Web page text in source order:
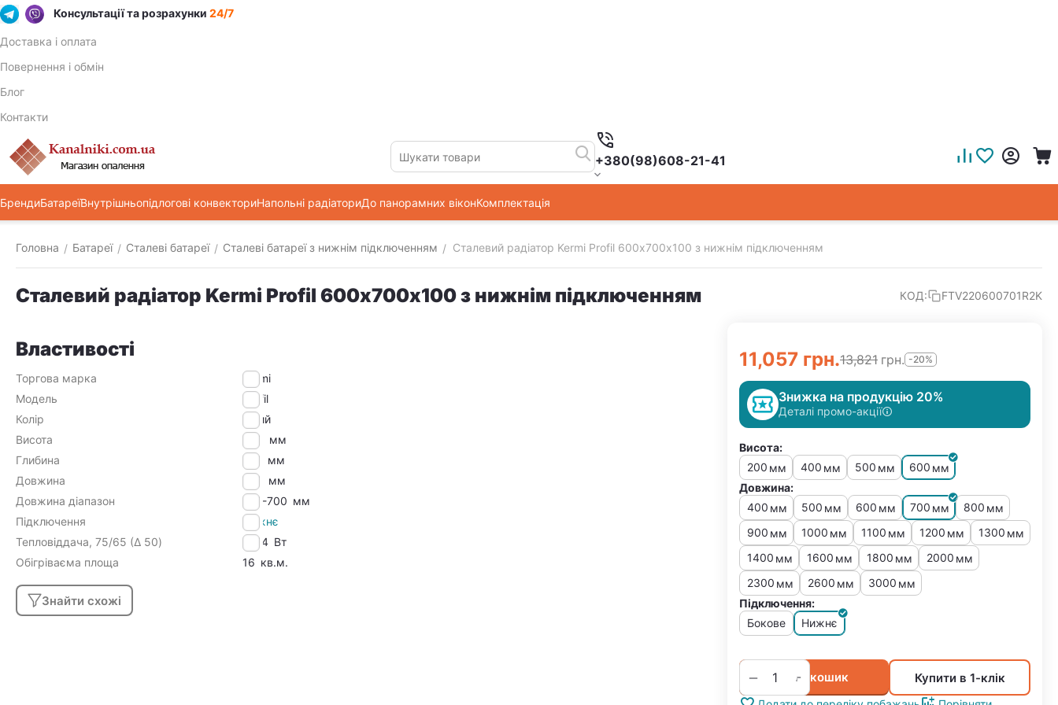
Консультації та розрахунки 24/7
Доставка і оплата
Повернення і обмін
Блог
Контакти
+380(98)608-21-41
БрендиБатареїВнутрішньопідлогові конвекториНапольні радіаториДо панорамних віконКомплектація
Головна / Батареї / Сталеві батареї / Сталеві батареї з нижнім підключенням / Сталевий радіатор Kermi Profil 600х700х100 з нижнім підключенням
Сталевий радіатор Kermi Profil 600х700х100 з нижнім підключенням КОД: FTV220600701R2K
11,057 грн.13,821 грн. -20%
Знижка на продукцію 20%
Деталі промо-акції
Висота:
200 мм 400 мм 500 мм 600 мм
Довжина:
400 мм 500 мм 600 мм 700 мм 800 мм
900 мм 1000 мм 1100 мм 1200 мм 1300 мм
1400 мм 1600 мм 1800 мм 2000 мм
2300 мм 2600 мм 3000 мм
Підключення:
Бокове
Нижнє
+
− У кошик Купити в 1-клік
Властивості
Торгова марка
Kermi
Модель
Profil
Колір
Білий
Висота
600
мм
Глибина
100
мм
Довжина
700
мм
Довжина діапазон
601-700 мм
Підключення
Нижнє
Тепловіддача, 75/65 (Δ 50)
1254 Вт
Обігріваєма площа
16 кв.м.
Знайти схожі